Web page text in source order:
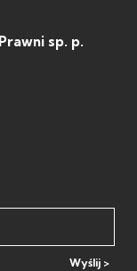
sp. p.
Wyślij